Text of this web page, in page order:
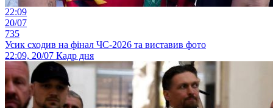
22:09
20/07
735
Усик сходив на фінал ЧС-2026 та виставив фото
22:09, 20/07 Кадр дня